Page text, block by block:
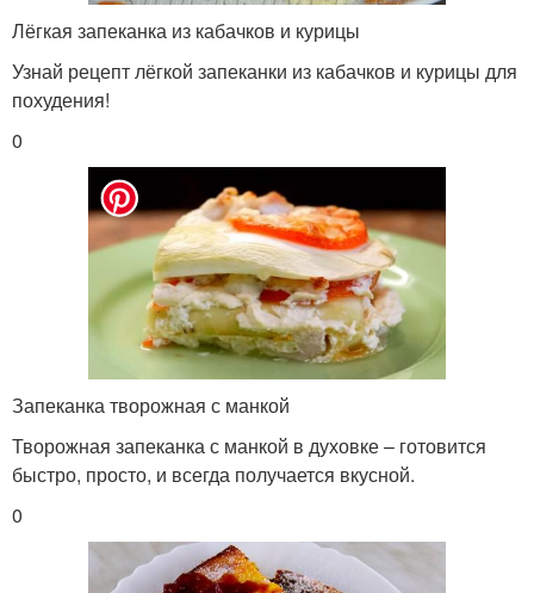
Лёгкая запеканка из кабачков и курицы
Узнай рецепт лёгкой запеканки из кабачков и курицы для
похудения!
0
Запеканка творожная с манкой
Творожная запеканка с манкой в духовке – готовится
быстро, просто, и всегда получается вкусной.
0